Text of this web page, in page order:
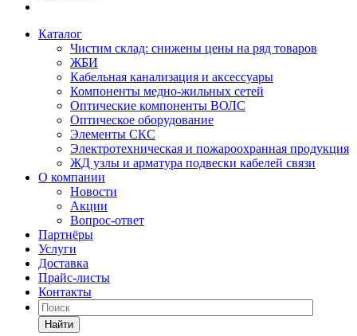
Каталог
Чистим склад: снижены цены на ряд товаров
ЖБИ
Кабельная канализация и аксессуары
Компоненты медно-жильных сетей
Оптические компоненты ВОЛС
Оптическое оборудование
Элементы СКС
Электротехническая и пожароохранная продукция
ЖД узлы и арматура подвески кабелей связи
О компании
Новости
Акции
Вопрос-ответ
Партнёры
Услуги
Доставка
Прайс-листы
Контакты
Найти